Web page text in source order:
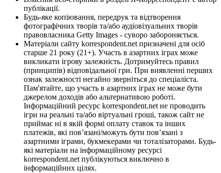
публікації.
Будь-яке копіювання, передрук та відтворення
фотографічних творів та/або аудіовізуальних творів
правовласника Getty Images - суворо забороняється.
Матеріали сайту korrespondent.net призначені для осіб
старше 21 року (21+). Участь в азартних іграх може
викликати ігрову залежність. Дотримуйтесь правил
(принципів) відповідальної гри. При виявленні перших
ознак залежності негайно зверніться до спеціаліста.
Пам'ятайте, що участь в азартних іграх не може бути
джерелом доходів або альтернативою роботі.
Інформаційний ресурс korrespondent.net не проводить
ігри на реальні та/або віртуальні гроші, також сайт не
приймає ні в якій формі оплату ставок та інших
платежів, які пов’язані/можуть бути пов’язані з
азартними іграми, букмекерами чи тоталізаторами. Будь-
які матеріали на інформаційному ресурсі
korrespondent.net публікуються виключно в
інформаційних цілях.